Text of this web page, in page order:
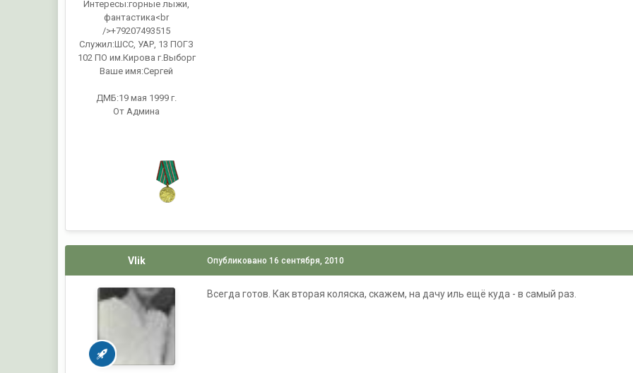
Интересы:горные лыжи,
фантастика<br
/>+79207493515
Служил:ШСС, УАР, 13 ПОГЗ
102 ПО им.Кирова г.Выборг
Ваше имя:Сергей
ДМБ:19 мая 1999 г.
От Админа
Vlik Опубликовано16 сентября, 2010
Всегда готов. Как вторая коляска, скажем, на дачу иль ещё куда - в самый раз.